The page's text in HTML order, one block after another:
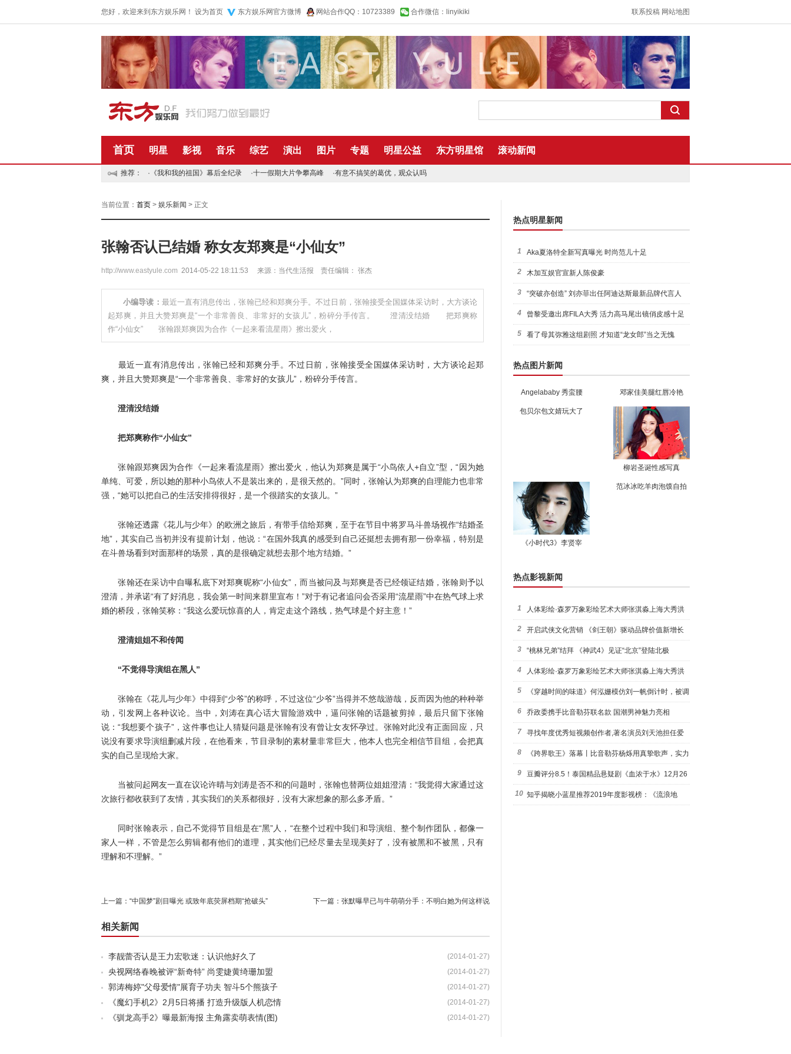
您好，欢迎来到东方娱乐网！ 设为首页 东方娱乐网官方微博 网站合作QQ：10723389 合作微信：linyikiki 联系投稿 网站地图
首页 明星 影视 音乐 综艺 演出 图片 专题 明星公益 东方明星馆 滚动新闻
推荐： · 《我和我的祖国》幕后全纪录 ·十一假期大片争攀高峰 ·有意不搞笑的葛优，观众认吗
当前位置： 首页 > 娱乐新闻 > 正文
张翰否认已结婚 称女友郑爽是“小仙女”
http://www.eastyule.com 2014-05-22 18:11:53 来源：当代生活报 责任编辑： 张杰
小编导读： 最近一直有消息传出，张翰已经和郑爽分手。不过日前，张翰接受全国媒体采访时，大方谈论
起郑爽，并且大赞郑爽是“一个非常善良、非常好的女孩儿”，粉碎分手传言。 澄清没结婚 把郑爽称
作“小仙女” 张翰跟郑爽因为合作《一起来看流星雨》擦出爱火，
最近一直有消息传出，张翰已经和郑爽分手。不过日前，张翰接受全国媒体采访时，大方谈论起郑
爽，并且大赞郑爽是“一个非常善良、非常好的女孩儿”，粉碎分手传言。
澄清没结婚
把郑爽称作“小仙女”
张翰跟郑爽因为合作《一起来看流星雨》擦出爱火，他认为郑爽是属于“小鸟依人+自立”型，“因为她
单纯、可爱，所以她的那种小鸟依人不是装出来的，是很天然的。”同时，张翰认为郑爽的自理能力也非常
强，“她可以把自己的生活安排得很好，是一个很踏实的女孩儿。”
张翰还透露《花儿与少年》的欧洲之旅后，有带手信给郑爽，至于在节目中将罗马斗兽场视作“结婚圣
地”，其实自己当初并没有提前计划，他说：“在国外我真的感受到自己还挺想去拥有那一份幸福，特别是
在斗兽场看到对面那样的场景，真的是很确定就想去那个地方结婚。”
张翰还在采访中自曝私底下对郑爽昵称“小仙女”，而当被问及与郑爽是否已经领证结婚，张翰则予以
澄清，并承诺“有了好消息，我会第一时间来群里宣布！”对于有记者追问会否采用“流星雨”中在热气球上求
婚的桥段，张翰笑称：“我这么爱玩惊喜的人，肯定走这个路线，热气球是个好主意！”
澄清姐姐不和传闻
“不觉得导演组在黑人”
张翰在《花儿与少年》中得到“少爷”的称呼，不过这位“少爷”当得并不悠哉游哉，反而因为他的种种举
动，引发网上各种议论。当中，刘涛在真心话大冒险游戏中，逼问张翰的话题被剪掉，最后只留下张翰
说：“我想要个孩子”，这件事也让人猜疑问题是张翰有没有曾让女友怀孕过。张翰对此没有正面回应，只
说没有要求导演组删减片段，在他看来，节目录制的素材量非常巨大，他本人也完全相信节目组，会把真
实的自己呈现给大家。
当被问起网友一直在议论许晴与刘涛是否不和的问题时，张翰也替两位姐姐澄清：“我觉得大家通过这
次旅行都收获到了友情，其实我们的关系都很好，没有大家想象的那么多矛盾。”
同时张翰表示，自己不觉得节目组是在“黑”人，“在整个过程中我们和导演组、整个制作团队，都像一
家人一样，不管是怎么剪辑都有他们的道理，其实他们已经尽量去呈现美好了，没有被黑和不被黑，只有
理解和不理解。”
上一篇： “中国梦”剧目曝光 或致年底荧屏档期“抢破头” 下一篇： 张默曝早已与牛萌萌分手：不明白她为何这样说
相关新闻
(2014-01-27)
李靓蕾否认是王力宏歌迷：认识他好久了
(2014-01-27)
央视网络春晚被评“新奇特” 尚雯婕黄绮珊加盟
(2014-01-27)
郭涛梅婷"父母爱情"展育子功夫 智斗5个熊孩子
(2014-01-27)
《魔幻手机2》2月5日将播 打造升级版人机恋情
(2014-01-27)
《驯龙高手2》曝最新海报 主角露卖萌表情(图)
热点明星新闻
1 Aka夏洛特全新写真曝光 时尚范儿十足
2 木加互娱官宣新人陈俊豪
3 “突破亦创造” 刘亦菲出任阿迪达斯最新品牌代言人
引爆
4 曾黎受邀出席FILA大秀 活力高马尾出镜俏皮感十足
5 看了母其弥雅这组剧照 才知道“龙女郎”当之无愧
热点图片新闻
Angelababy 秀蛮腰 邓家佳美腿红唇冷艳
包贝尔包文婧玩大了
柳岩圣诞性感写真
《小时代3》李贤宰
范冰冰吃羊肉泡馍自拍
热点影视新闻
1 人体彩绘·森罗万象彩绘艺术大师张淇淼上海大秀洪
荒宇宙
2 开启武侠文化营销 《剑王朝》驱动品牌价值新增长
3 “桃林兄弟”结拜 《神武4》见证“北京”登陆北极
4 人体彩绘·森罗万象彩绘艺术大师张淇淼上海大秀洪
荒宇宙
5 《穿越时间的味道》何泓姗模仿刘一帆倒计时，被调
侃“学人
6 乔政委携手比音勒芬联名款 国潮男神魅力亮相
7 寻找年度优秀短视频创作者,著名演员刘天池担任爱
奇艺号"奇
8 《跨界歌王》落幕丨比音勒芬杨烁用真挚歌声，实力
圈粉!
9 豆瓣评分8.5！泰国精品悬疑剧《血浓于水》12月26
日西瓜视
10 知乎揭晓小蓝星推荐2019年度影视榜：《流浪地